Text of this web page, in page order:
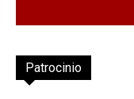
Patrocinio